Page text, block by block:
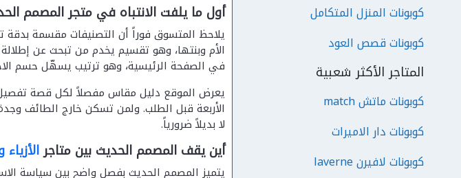
كوبونات المنزل المتكامل
كوبونات قصص العود
المتاجر الأكثر شعبية
كوبونات ماتش match
كوبونات دار الاميرات
كوبونات لافيرن laverne
أول ما يلفت الانتباه في متجر المصمم
يلاحظ المتسوق فوراً أن التصنيفات مقسمة بدقة
الأم وبنتها، وهو تقسيم يخدم من تبحث عن
في الصفحة الرئيسية، وهو ترتيب يسهّل حسم
يعرض الموقع دليل مقاس مفصلاً لكل قصة تفصيل
الأربعة قبل الطلب. ولمن تسكن خارج الطائف وجدة
لا بديلاً ضرورياً.
أين يقف المصمم الحديث بين متاجر